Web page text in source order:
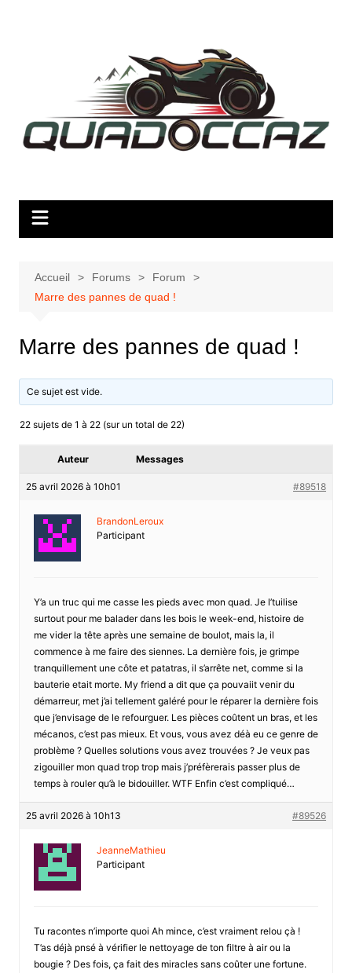
Accueil Forums
Forum
Marre des pannes de quad !
Marre des pannes de quad !
Ce sujet est vide.
22 sujets de 1 à 22 (sur un total de 22)
Auteur Messages
25 avril 2026 à 10h01 #89518
BrandonLeroux
Participant
Y’a un truc qui me casse les pieds avec mon quad. Je l’tuilise
surtout pour me balader dans les bois le week-end, histoire de
me vider la tête après une semaine de boulot, mais la, il
commence à me faire des siennes. La dernière fois, je grimpe
tranquillement une côte et patatras, il s’arrête net, comme si la
bauterie etait morte. My friend a dit que ça pouvaiit venir du
démarreur, met j’ai tellement galéré pour le réparer la dernière fois
que j’envisage de le refourguer. Les pièces coûtent un bras, et les
mécanos, c’est pas mieux. Et vous, vous avez déà eu ce genre de
problème ? Quelles solutions vous avez trouvées ? Je veux pas
zigouiller mon quad trop trop mais j’préfèrerais passer plus de
temps à rouler qu’à le bidouiller. WTF Enfin c’est compliqué…
25 avril 2026 à 10h13 #89526
JeanneMathieu
Participant
Tu racontes n’importe quoi Ah mince, c’est vraiment relou çà !
T’as déjà pnsé à vérifier le nettoyage de ton filtre à air ou la
bougie ? Des fois, ça fait des miracles sans coûter une fortune.